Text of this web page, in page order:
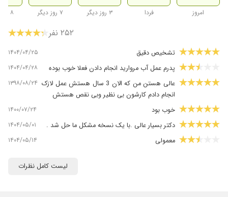
امروز فردا ۳ روز دیگر ۷ روز دیگر ۸ روز دیگر
۲۵۲ نفر
تشخیص دقیق ۱۴۰۴/۰۴/۲۵
پدرم عمل آب مروارید انجام دادن فعلا خوب بوده ۱۴۰۴/۰۴/۲۸
عالی هستن من که الان 3 سال هستش عمل لازک
انجام دادم کارشون بی نظیر وبی نقص هستش
۱۳۹۸/۰۸/۲۴
خوب بود ۱۴۰۰/۰۷/۲۴
دکتر بسیار عالی .با یک نسخه مشکل ما حل شد . ۱۴۰۴/۰۵/۰۱
معمولی ۱۴۰۴/۰۵/۱۴
بدون تردید بهترین جراح پتوز پلک مادرزادی در
۱۴۰۴/۰۷/۱۵
لیست کامل نظرات